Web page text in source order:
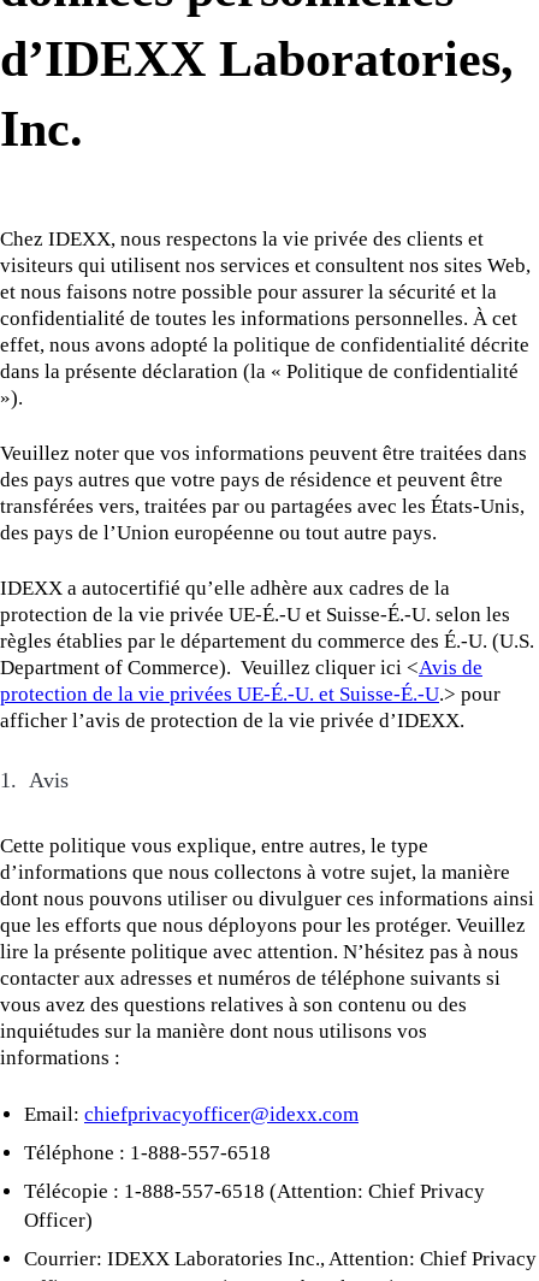
d’IDEXX Laboratories,
Inc.
Chez IDEXX, nous respectons la vie privée des clients et
visiteurs qui utilisent nos services et consultent nos sites Web,
et nous faisons notre possible pour assurer la sécurité et la
confidentialité de toutes les informations personnelles. À cet
effet, nous avons adopté la politique de confidentialité décrite
dans la présente déclaration (la « Politique de confidentialité
»).
Veuillez noter que vos informations peuvent être traitées dans
des pays autres que votre pays de résidence et peuvent être
transférées vers, traitées par ou partagées avec les États-Unis,
des pays de l’Union européenne ou tout autre pays.
IDEXX a autocertifié qu’elle adhère aux cadres de la
protection de la vie privée UE-É.-U et Suisse-É.-U. selon les
règles établies par le département du commerce des É.-U. (U.S.
Department of Commerce). Veuillez cliquer ici <Avis de
protection de la vie privées UE-É.-U. et Suisse-É.-U.> pour
afficher l’avis de protection de la vie privée d’IDEXX.
1. Avis
Cette politique vous explique, entre autres, le type
d’informations que nous collectons à votre sujet, la manière
dont nous pouvons utiliser ou divulguer ces informations ainsi
que les efforts que nous déployons pour les protéger. Veuillez
lire la présente politique avec attention. N’hésitez pas à nous
contacter aux adresses et numéros de téléphone suivants si
vous avez des questions relatives à son contenu ou des
inquiétudes sur la manière dont nous utilisons vos
informations :
Email: chiefprivacyofficer@idexx.com
Téléphone : 1-888-557-6518
Télécopie : 1-888-557-6518 (Attention: Chief Privacy
Officer)
Courrier: IDEXX Laboratories Inc., Attention: Chief Privacy